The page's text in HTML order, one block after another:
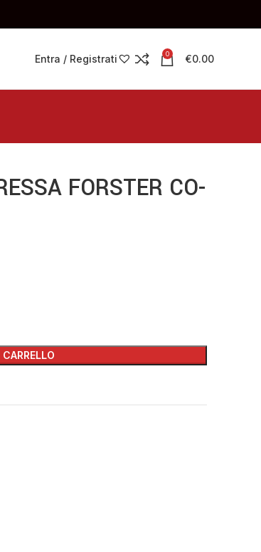
Entra / Registrati 0 €0.00
FORSTER CO-